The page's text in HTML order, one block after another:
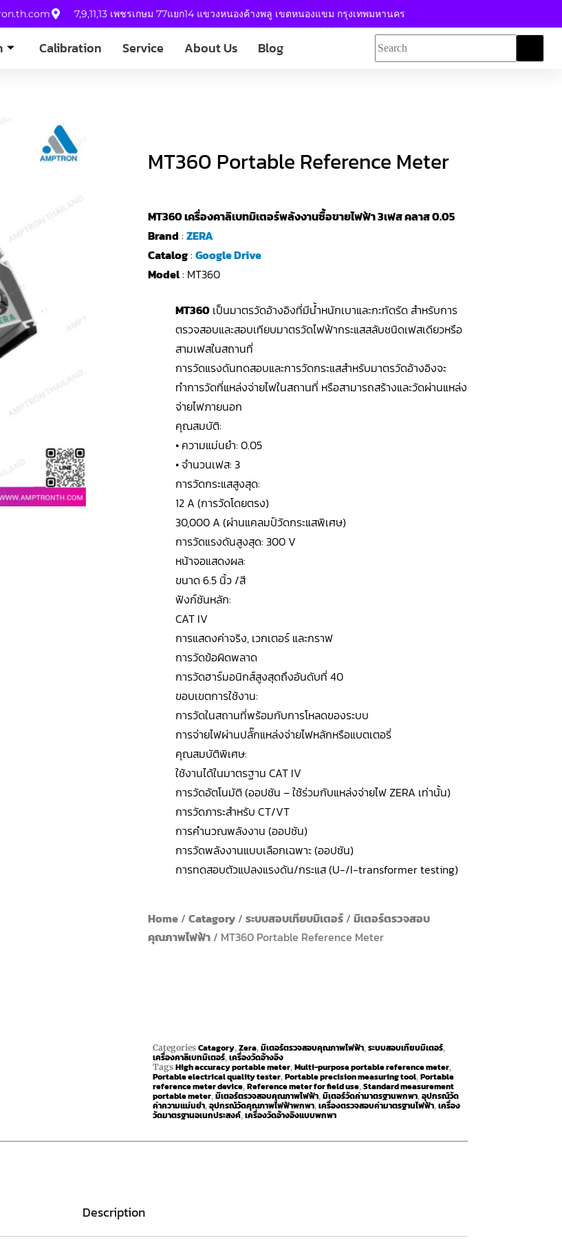
7,9,11,13 เพชรเกษม 77แยก14 แขวงหนองค้างพลู เขตหนองแขม กรุงเทพมหานคร
Calibration Service About Us Blog
MT360 Portable Reference Meter
MT360 เครื่องคาลิเบทมิเตอร์พลังงานซื้อขายไฟฟ้า 3เฟส คลาส 0.05
Brand : ZERA
Catalog: Google Drive
Model: MT360
MT360 เป็นมาตรวัดอ้างอิงที่มีน้ำหนักเบาและกะทัดรัด สำหรับการ
ตรวจสอบและสอบเทียบมาตรวัดไฟฟ้ากระแสสลับชนิดเฟสเดียวหรือ
สามเฟสในสถานที่
การวัดแรงดันทดสอบและการวัดกระแสสำหรับมาตรวัดอ้างอิงจะ
ทำการวัดที่แหล่งจ่ายไฟในสถานที่ หรือสามารถสร้างและวัดผ่านแหล่ง
จ่ายไฟภายนอก
คุณสมบัติ:
• ความแม่นยำ: 0.05
• จำนวนเฟส: 3
การวัดกระแสสูงสุด:
12 A (การวัดโดยตรง)
30,000 A (ผ่านแคลมป์วัดกระแสพิเศษ)
การวัดแรงดันสูงสุด: 300 V
หน้าจอแสดงผล:
ขนาด 6.5 นิ้ว /สี
ฟังก์ชันหลัก:
CAT IV
การแสดงค่าจริง, เวกเตอร์ และกราฟ
การวัดข้อผิดพลาด
การวัดฮาร์มอนิกส์สูงสุดถึงอันดับที่ 40
ขอบเขตการใช้งาน:
การวัดในสถานที่พร้อมกับการโหลดของระบบ
การจ่ายไฟผ่านปลั๊กแหล่งจ่ายไฟหลักหรือแบตเตอรี่
คุณสมบัติพิเศษ:
ใช้งานได้ในมาตรฐาน CAT IV
การวัดอัตโนมัติ (ออปชัน – ใช้ร่วมกับแหล่งจ่ายไฟ ZERA เท่านั้น)
การวัดภาระสำหรับ CT/VT
การคำนวณพลังงาน (ออปชัน)
การวัดพลังงานแบบเลือกเฉพาะ (ออปชัน)
การทดสอบตัวแปลงแรงดัน/กระแส (U-/I-transformer testing)
Home / Catagory / ระบบสอบเทียบมิเตอร์ / มิเตอร์ตรวจสอบ
คุณภาพไฟฟ้า / MT360 Portable Reference Meter
Categories Catagory,Zera,มิเตอร์ตรวจสอบคุณภาพไฟฟ้า,ระบบสอบเทียบมิเตอร์,
เครื่องคาลิเบทมิเตอร์,เครื่องวัดอ้างอิง
Tags High accuracy portable meter,Multi-purpose portable reference meter,
Portable electrical quality tester,Portable precision measuring tool,Portable
reference meter device,Reference meter for field use,Standard measurement
portable meter,มิเตอร์ตรวจสอบคุณภาพไฟฟ้า,มิเตอร์วัดค่ามาตรฐานพกพา,อุปกรณ์วัด
ค่าความแม่นยำ,อุปกรณ์วัดคุณภาพไฟฟ้าพกพา,เครื่องตรวจสอบค่ามาตรฐานไฟฟ้า,เครื่อง
วัดมาตรฐานอเนกประสงค์,เครื่องวัดอ้างอิงแบบพกพา
Description